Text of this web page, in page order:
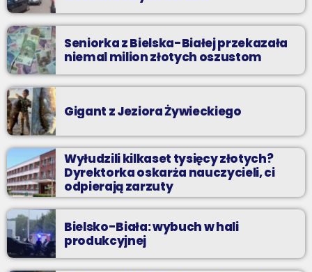
Seniorka z Bielska-Białej przekazała
niemal milion złotych oszustom
Gigant z Jeziora Żywieckiego
Wyłudzili kilkaset tysięcy złotych?
Dyrektorka oskarża nauczycieli, ci
odpierają zarzuty
Bielsko-Biała: wybuch w hali
produkcyjnej